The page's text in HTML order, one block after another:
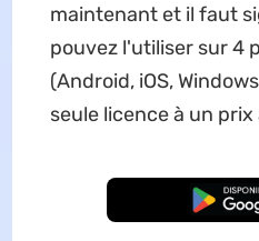
maintenant et il faut
pouvez l'utiliser sur 4
(Android, iOS,
seule licence à un